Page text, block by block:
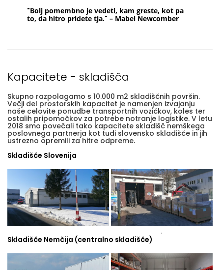
"Bolj pomembno je vedeti, kam greste, kot pa
to, da hitro pridete tja." – Mabel Newcomber
Kapacitete - skladišča
Skupno razpolagamo s 10.000 m2 skladiščnih površin.
Večji del prostorskih kapacitet je namenjen izvajanju
naše celovite ponudbe transportnih vozičkov, koles ter
ostalih pripomočkov za potrebe notranje logistike. V letu
2018 smo povečali tako kapacitete skladišč nemškega
poslovnega partnerja kot tudi slovensko skladišče in jih
ustrezno opremili za hitre odpreme.
Skladišče Slovenija
.
Skladišče Nemčija (centralno skladišče)